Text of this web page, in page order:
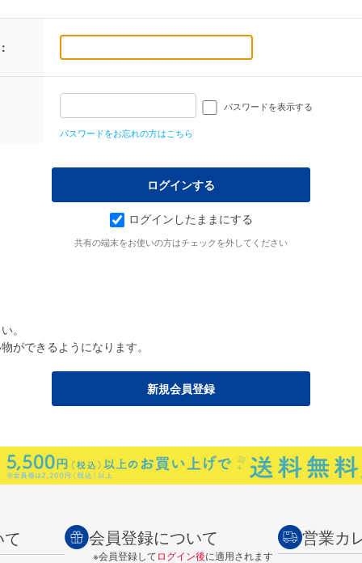
パスワードを表示する
パスワードをお忘れの方はこちら
ログインしたままにする
共有の端末をお使いの方はチェックを外してください
。
ができるようになります。
会員登録について
※会員登録してログイン後に適用されます
営業カ